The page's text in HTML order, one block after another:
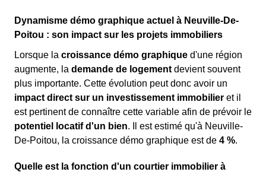
Dynamisme démo graphique actuel à Neuville-De-
Poitou : son impact sur les projets immobiliers
Lorsque la croissance démo graphique d'une région
augmente, la demande de logement devient souvent
plus importante. Cette évolution peut donc avoir un
impact direct sur un investissement immobilier et il
est pertinent de connaître cette variable afin de prévoir le
potentiel locatif d'un bien. Il est estimé qu'à Neuville-
De-Poitou, la croissance démo graphique est de 4 %.
Quelle est la fonction d'un courtier immobilier à